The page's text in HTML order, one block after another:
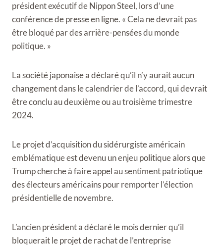
président exécutif de Nippon Steel, lors d’une
conférence de presse en ligne. « Cela ne devrait pas
être bloqué par des arrière-pensées du monde
politique. »
La société japonaise a déclaré qu’il n’y aurait aucun
changement dans le calendrier de l’accord, qui devrait
être conclu au deuxième ou au troisième trimestre
2024.
Le projet d’acquisition du sidérurgiste américain
emblématique est devenu un enjeu politique alors que
Trump cherche à faire appel au sentiment patriotique
des électeurs américains pour remporter l’élection
présidentielle de novembre.
L’ancien président a déclaré le mois dernier qu’il
bloquerait le projet de rachat de l’entreprise